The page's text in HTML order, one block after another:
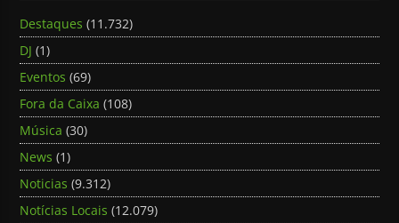
Destaques (11.732)
DJ (1)
Eventos (69)
Fora da Caixa (108)
Música (30)
News (1)
Noticias (9.312)
Notícias Locais (12.079)